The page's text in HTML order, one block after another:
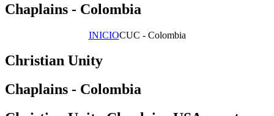
Chaplains - Colombia
INICIOCUC - Colombia
Christian Unity
Chaplains - Colombia